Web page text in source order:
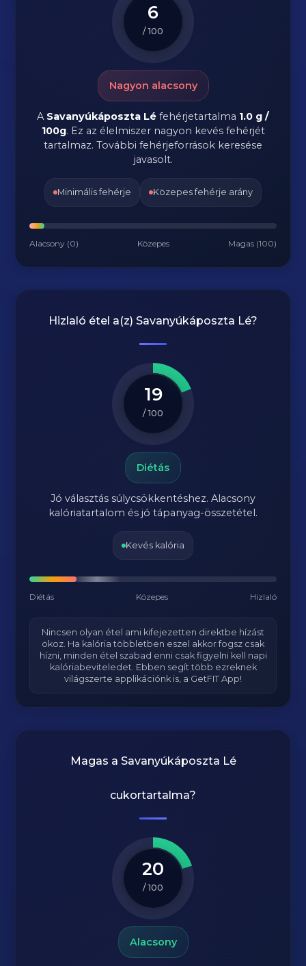
6
/ 100
Nagyon alacsony
A Savanyúkáposzta Lé fehérjetartalma 1.0 g /
100g. Ez az élelmiszer nagyon kevés fehérjét
tartalmaz. További fehérjeforrások keresése
javasolt.
Minimális fehérje Közepes fehérje arány
Alacsony (0) Közepes Magas (100)
Hizlaló étel a(z) Savanyúkáposzta Lé?
19
/ 100
Diétás
Jó választás súlycsökkentéshez. Alacsony
kalóriatartalom és jó tápanyag-összetétel.
Kevés kalória
Diétás Közepes Hizlaló
Nincsen olyan étel ami kifejezetten direktbe hízást
okoz. Ha kalória többletben eszel akkor fogsz csak
hízni, minden étel szabad enni csak figyelni kell napi
kalóriabeviteledet. Ebben segít több ezreknek
világszerte applikációnk is, a GetFIT App!
Magas a Savanyúkáposzta Lé
cukortartalma?
20
/ 100
Alacsony